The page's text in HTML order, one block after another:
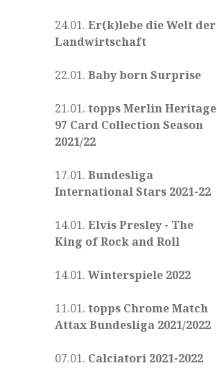
24.01.Er(k)lebe die Welt der
Landwirtschaft
22.01.Baby born Surprise
21.01.topps Merlin Heritage
97 Card Collection Season
2021/22
17.01.Bundesliga
International Stars 2021-22
14.01.Elvis Presley - The
King of Rock and Roll
14.01.Winterspiele 2022
11.01.topps Chrome Match
Attax Bundesliga 2021/2022
07.01. Calciatori 2021-2022